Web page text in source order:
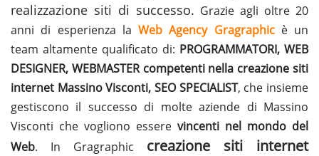
realizzazione siti di successo. Grazie agli oltre 20
anni di esperienza la Web Agency Gragraphicè un
team altamente qualificato di: PROGRAMMATORI, WEB
DESIGNER, WEBMASTER competenti nella creazione siti
internet Massino Visconti, SEO SPECIALIST, che insieme
gestiscono il successo di molte aziende di Massino
Visconti che vogliono essere vincenti nel mondo del
Web. In Gragraphic creazione siti internet